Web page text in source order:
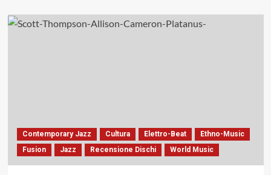
Contemporary Jazz Cultura Elettro-Beat
Ethno-Music
Fusion
Jazz Recensione Dischi World Music